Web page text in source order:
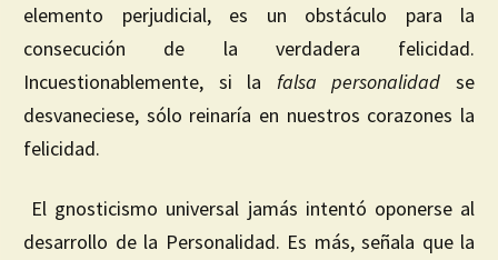
elemento perjudicial, es un obstáculo para la
consecución de la verdadera felicidad.
Incuestionablemente, si la falsapersonalidadse
desvaneciese, sólo reinaría en nuestros corazones la
felicidad.
El gnosticismo universal jamás intentó oponerse al
desarrollo de la Personalidad. Es más, señala que la